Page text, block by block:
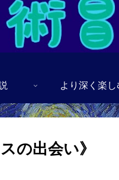
より深く楽し
の出会い》